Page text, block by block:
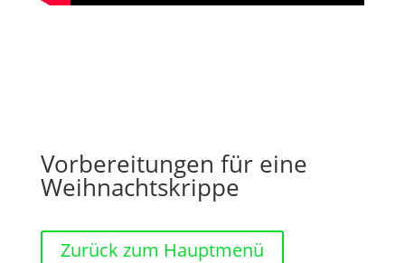
Vorbereitungen für eine
Weihnachtskrippe
Zurück zum Hauptmenü